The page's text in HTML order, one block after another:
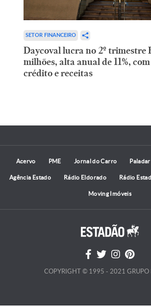
SETOR FINANCEIRO
Daycoval lucra no 2º trimestre
milhões, alta anual de 11%,
crédito e receitas
Acervo PME Jornal do Carro Paladar
Agência Estado Rádio Eldorado Rádio
Moving Imóveis
COPYRIGHT © 1995 - 2021 GRUPO